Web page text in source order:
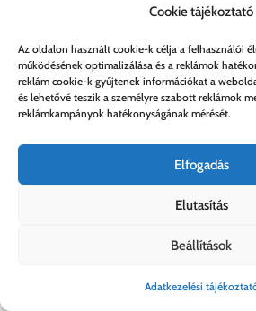
Cookie tájékoztató
Az oldalon használt cookie-k célja a felhasználói
működésének optimalizálása és a reklámok
reklám cookie-k gyűjtenek információkat a
és lehetővé teszik a személyre szabott reklámok
reklámkampányok hatékonyságának mérését.
Elfogadás
Elutasítás
Beállítások
Adatkezelési
Általános szerződési feltételek
Kovács András e.v. |